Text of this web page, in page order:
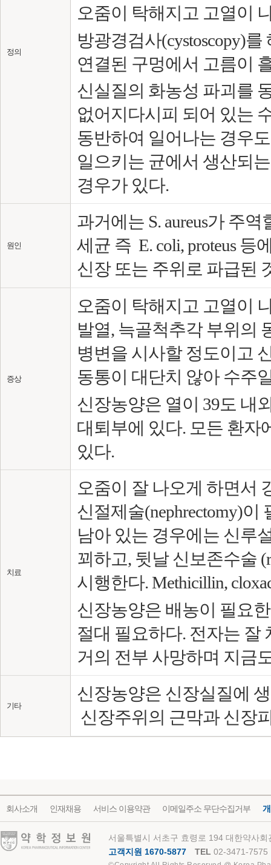
정의
오줌이 탁해지고 고열이
방광경검사(cystoscopy)
연결된 구멍에서 고름이
신실질의 화농성 파괴를
없어지다시피 되어 있는
동반하여 일어나는 경우
일으키는 균에서 생산되
경우가 있다.
원인
과거에는 S. aureus가 주
세균 즉 E. coli, proteus 등
신장 또는 주위로 파급된
증상
오줌이 탁해지고 고열이
발열, 늑골척추각 부위의
병변을 시사할 정도이고
동통이 대단치 않아 수주
신장농양은 열이 39도 내
대퇴부에 있다. 모든 환자
있다.
치료
오줌이 잘 나오게 하면서
신절제술(nephrectomy)
남아 있는 경우에는 신루
꾀하고, 뒷날 신보존수술
시행한다. Methicillin,
신장농양은 배농이 필요
절대 필요하다. 전자는 잘
거의 전부 사망하며 지금
기타
신장농양은 신장실질에
신장주위의 근막과 신장
회사소개 인재채용 서비스 이용약관 이메일주소 무단수집거부
약학정보원
서울특별시 서초구 효령로 194 대한약사
고객지원 1670-5877
TEL 02-3471-7575